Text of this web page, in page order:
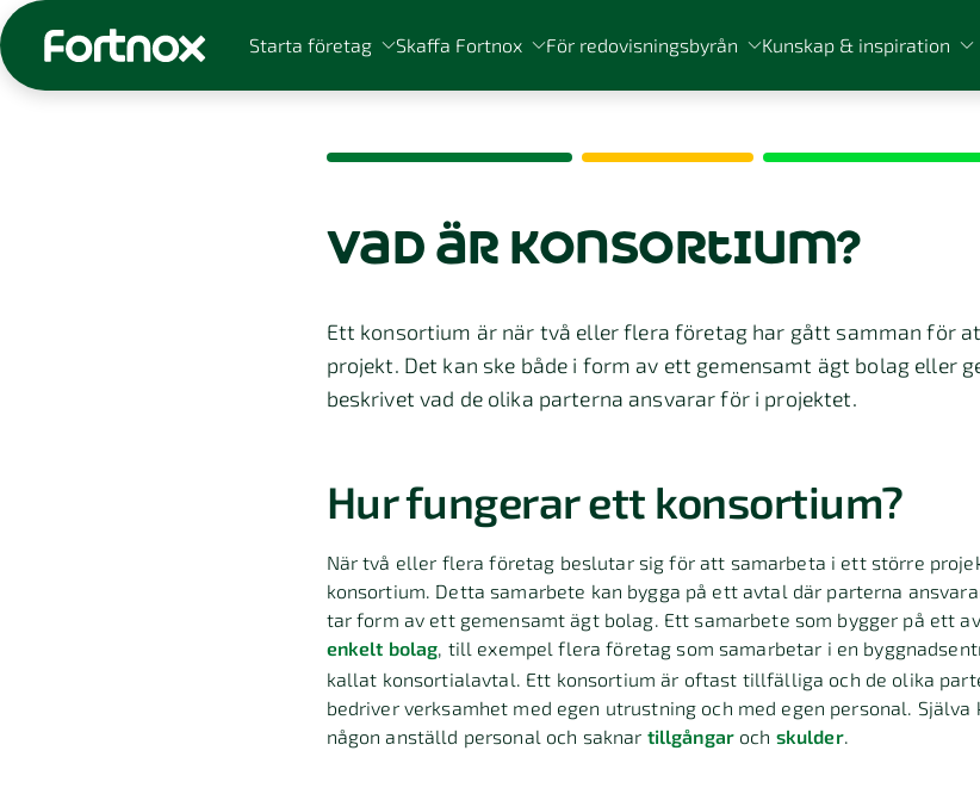
Starta företag Skaffa Fortnox För redovisningsbyrån Kunskap & inspiration
vad är konsortium?
Ett konsortium är när två eller flera företag har gått samman för
projekt. Det kan ske både i form av ett gemensamt ägt bolag eller
beskrivet vad de olika parterna ansvarar för i projektet.
Hur fungerar ett konsortium?
När två eller flera företag beslutar sig för att samarbeta i ett större
konsortium. Detta samarbete kan bygga på ett avtal där parterna
tar form av ett gemensamt ägt bolag. Ett samarbete som bygger på ett
enkelt bolag, till exempel flera företag som samarbetar i en
kallat konsortialavtal. Ett konsortium är oftast tillfälliga och de olika
bedriver verksamhet med egen utrustning och med egen personal.
någon anställd personal och saknar tillgångar och skulder.